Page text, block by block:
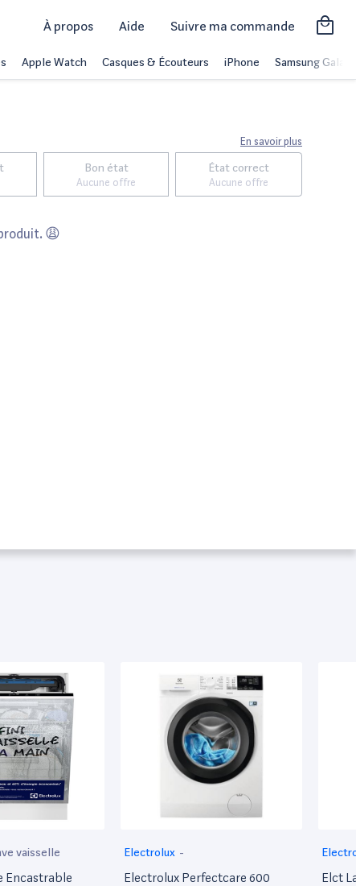
À propos Aide Suivre ma commande
Apple Watch Casques & Écouteurs iPhone Samsung Galaxy
En savoir plus
Bon état
Aucune offre
État correct
Aucune offre
😩
vaisselle
Encastrable
Electrolux -
Electrolux Perfectcare 600
Elct